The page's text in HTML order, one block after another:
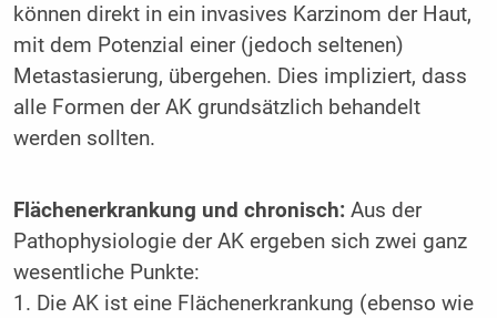
können direkt in ein invasives Karzinom der Haut,
mit dem Potenzial einer (jedoch seltenen)
Metastasierung, übergehen. Dies impliziert, dass
alle Formen der AK grundsätzlich behandelt
werden sollten.
Flächenerkrankung und chronisch:Aus der
Pathophysiologie der AK ergeben sich zwei ganz
wesentliche Punkte:
1. Die AK ist eine Flächenerkrankung (ebenso wie